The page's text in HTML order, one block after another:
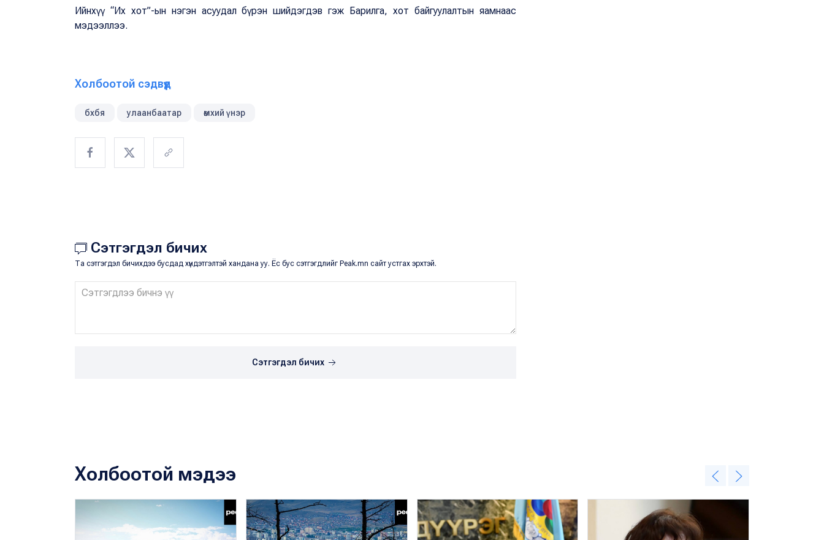
Ийнхүү “Их хот”-ын нэгэн асуудал бүрэн шийдэгдэв гэж Барилга, хот байгуулалтын яамнаас
мэдээллээ.
Холбоотой сэдвүүд
бхбя улаанбаатар өмхий үнэр
Сэтгэгдэл бичих
Та сэтгэгдэл бичихдээ бусдад хүндэтгэлтэй хандана уу. Ёс бус сэтгэгдлийг Peak.mn сайт устгах эрхтэй.
Сэтгэгдэл бичих
Холбоотой мэдээ